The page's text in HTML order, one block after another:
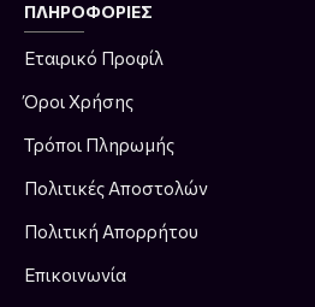
ΠΛΗΡΟΦΟΡΊΕΣ
Εταιρικό Προφίλ
Όροι Χρήσης
Τρόποι Πληρωμής
Πολιτικές Αποστολών
Πολιτική Απορρήτου
Επικοινωνία